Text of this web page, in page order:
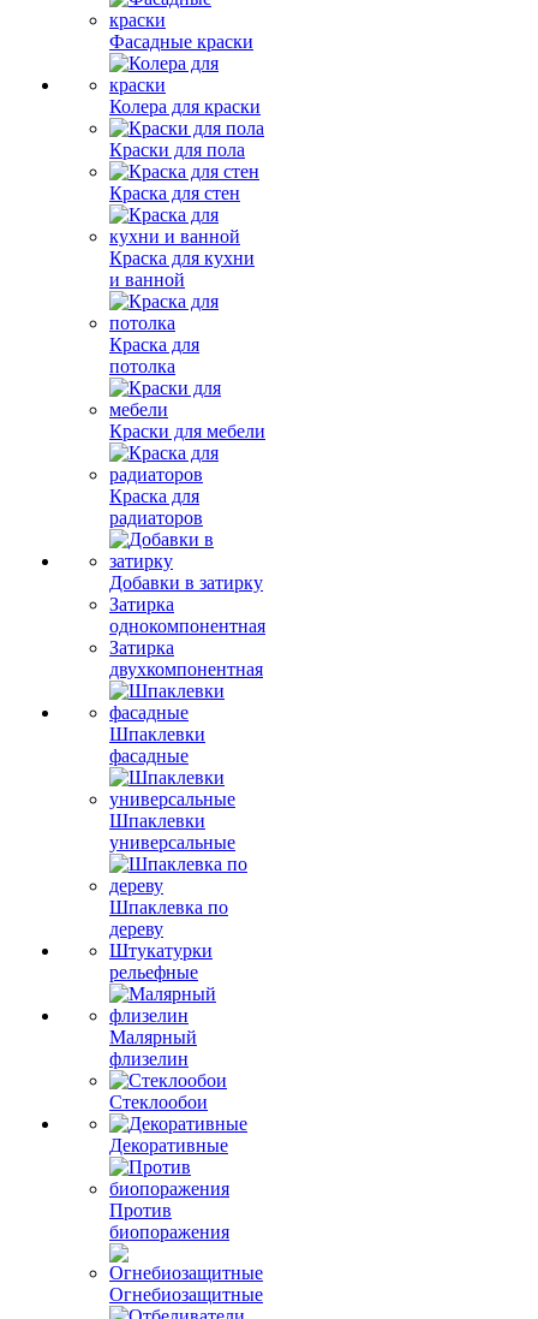
Фасадные краски
Колера для краски
Краски для пола
Краска для стен
Краска для кухни
и ванной
Краска для
потолка
Краски для мебели
Краска для
радиаторов
Добавки в затирку
Затирка
однокомпонентная
Затирка
двухкомпонентная
Шпаклевки
фасадные
Шпаклевки
универсальные
Шпаклевка по
дереву
Штукатурки
рельефные
Малярный
флизелин
Стеклообои
Декоративные
Против
биопоражения
Огнебиозащитные